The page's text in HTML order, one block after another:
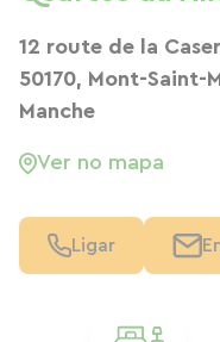
12 route de la
50170, Mont-Saint-
Manche
Ver no mapa
Ligar